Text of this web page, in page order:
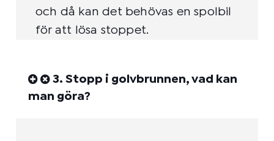
och då kan det behövas en spolbil
för att lösa stoppet.
3. Stopp i golvbrunnen, vad kan
man göra?